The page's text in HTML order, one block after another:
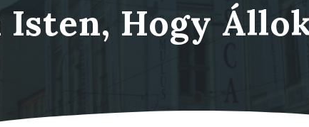
Isten, Hogy